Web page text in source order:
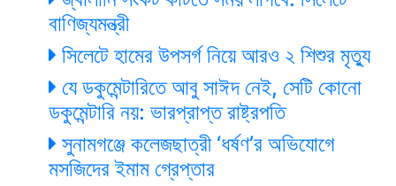
বাণিজ্যমন্ত্রী
সিলেটে হামের উপসর্গ নিয়ে আরও ২ শিশুর মৃত্যু
যে ডকুমেন্টারিতে আবু সাঈদ নেই, সেটি কোনো
ডকুমেন্টারি নয়: ভারপ্রাপ্ত রাষ্ট্রপতি
সুনামগঞ্জে কলেজছাত্রী ‘ধর্ষণ’র অভিযোগে
মসজিদের ইমাম গ্রেপ্তার